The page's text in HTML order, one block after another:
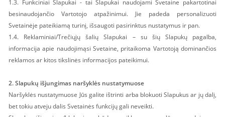
1.3. Funkciniai Slapukai - tai Slapukai naudojami Svetaine pakartotinai
besinaudojančio Vartotojo atpažinimui. Jie padeda personalizuoti
Svetainėje pateikiamą turinį, išsaugoti pasirinktus nustatymus ir pan.
1.4. Reklaminiai/Trečiųjų šalių Slapukai – su šių Slapukų pagalba,
informacija apie naudojimąsi Svetaine, pritaikoma Vartotoją dominančios
reklamos ar kitos tikslinės informacijos pateikimui.
2. Slapukų išjungimas naršyklės nustatymuose
Naršyklės nustatymuose Jūs galite ištrinti arba blokuoti Slapukus ar jų dalį,
bet tokiu atveju dalis Svetainės funkcijų gali neveikti.